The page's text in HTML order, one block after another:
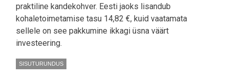
praktiline kandekohver. Eesti jaoks lisandub
kohaletoimetamise tasu 14,82 €, kuid vaatamata
sellele on see pakkumine ikkagi üsna väärt
investeering.
SISUTURUNDUS